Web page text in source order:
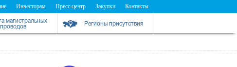
Инвесторам Пресс-центр Закупки Контакты
магистральных
Регионы присутствия